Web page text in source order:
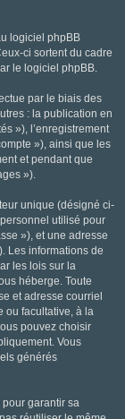
logiciel phpBB
ci sortent du cadre
le logiciel phpBB.
par le biais des
: la publication en
»), l’enregistrement
»), ainsi que les
et pendant que
»).
unique (désigné ci-
utilisé pour
»), et une adresse
Les informations de
les lois sur la
héberge. Toute
et adresse courriel
ou facultative, à la
pouvez choisir
Vous
générés
garantir sa